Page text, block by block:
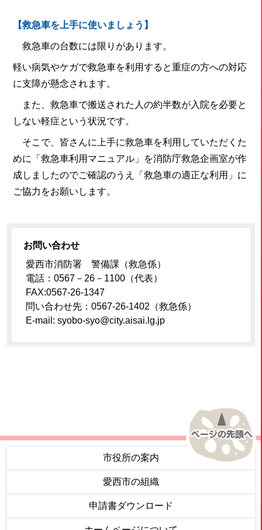
【救急車を上手に使いましょう】
救急車の台数には限りがあります。
軽い病気やケガで救急車を利用すると重症の方への対応
に支障が懸念されます。
また、救急車で搬送された人の約半数が入院を必要と
しない軽症という状況です。
そこで、皆さんに上手に救急車を利用していただくた
めに「救急車利用マニュアル」を消防庁救急企画室が作
成しましたのでご確認のうえ「救急車の適正な利用」に
ご協力をお願いします。
お問い合わせ
愛西市消防署 警備課（救急係）
電話：0567－26－1100（代表）
FAX:0567-26-1347
問い合わせ先：0567-26-1402（救急係）
E-mail: syobo-syo@city.aisai.lg.jp
市役所の案内
愛西市の組織
申請書ダウンロード